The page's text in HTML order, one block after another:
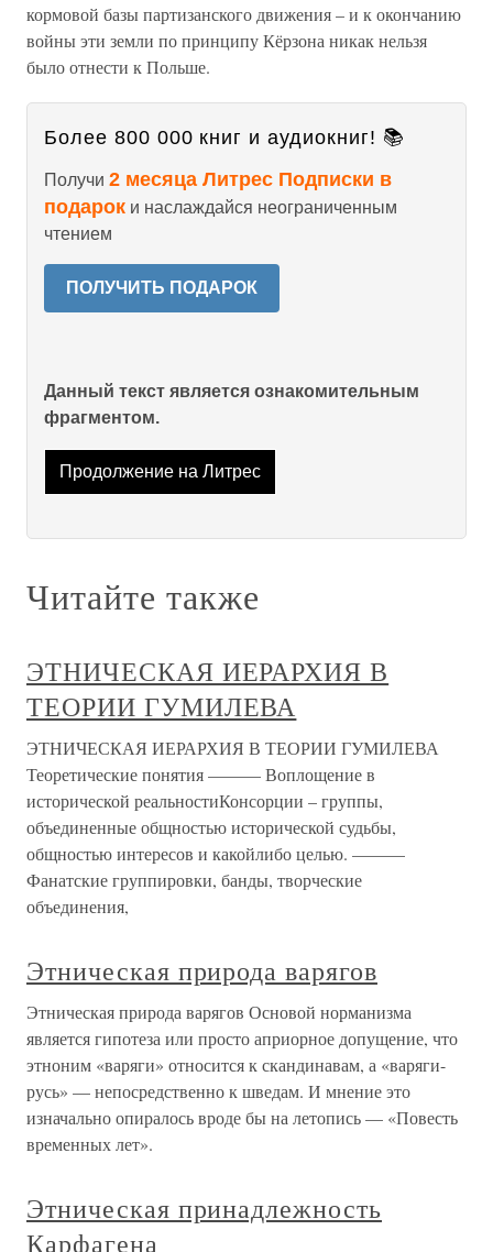
кормовой базы партизанского движения – и к окончанию
войны эти земли по принципу Кёрзона никак нельзя
было отнести к Польше.
Более 800 000 книг и аудиокниг! 📚
Получи 2 месяца Литрес Подписки в
подарок и наслаждайся неограниченным
чтением
ПОЛУЧИТЬ ПОДАРОК
Данный текст является ознакомительным
фрагментом.
Продолжение на Литрес
Читайте также
ЭТНИЧЕСКАЯ ИЕРАРХИЯ В
ТЕОРИИ ГУМИЛЕВА
ЭТНИЧЕСКАЯ ИЕРАРХИЯ В ТЕОРИИ ГУМИЛЕВА
Теоретические понятия ——— Воплощение в
исторической реальностиКонсорции – группы,
объединенные общностью исторической судьбы,
общностью интересов и какойлибо целью. ———
Фанатские группировки, банды, творческие
объединения,
Этническая природа варягов
Этническая природа варягов Основой норманизма
является гипотеза или просто априорное допущение, что
этноним «варяги» относится к скандинавам, а «варяги-
русь» — непосредственно к шведам. И мнение это
изначально опиралось вроде бы на летопись — «Повесть
временных лет».
Этническая принадлежность
Карфагена